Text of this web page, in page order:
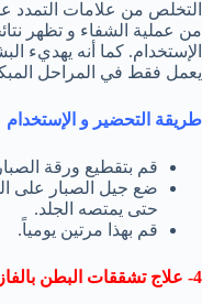
التخلص من علامات التمدد
من عملية الشفاء و تظهر
الإستخدام. كما أنه يهديء
يعمل فقط في المراحل
طريقة التحضير و الإستخدام
قم بتقطيع ورقة
ضع جيل الصبار على
حتى يمتصه الجلد.
قم بهذا مرتين يومياً.
4- علاج تشققات البطن بالفازلين